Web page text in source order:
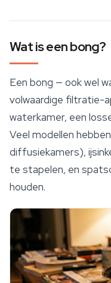
Wat is een bong?
Een bong — ook wel
volwaardige filtratie-
waterkamer, een
Veel modellen
diffusiekamers),
te stapelen, en
houden.